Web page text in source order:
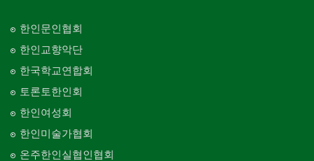
한인문인협회
한인교향악단
한국학교연합회
토론토한인회
한인여성회
한인미술가협회
온주한인실협인협회